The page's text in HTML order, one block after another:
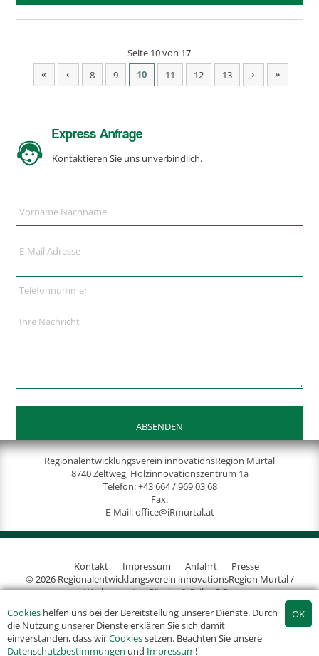
Cookies helfen uns bei der Bereitstellung unserer Dienste. Durch
die Nutzung unserer Dienste erklären Sie sich damit
einverstanden, dass wirCookiessetzen. Beachten Sie unsere
Datenschutzbestimmungen und Impressum!
Seite 10 von 17
« ‹ 8 9 10 11 12 13 › »
Express Anfrage
Kontaktieren Sie uns unverbindlich.
Ihre Nachricht
Regionalentwicklungsverein innovationsRegion Murtal
8740 Zeltweg, Holzinnovationszentrum 1a
Telefon:+43 664 / 969 03 68
Fax:
E-Mail:office@iRmurtal.at
Kontakt Impressum Anfahrt
Presse
© 2026 Regionalentwicklungsverein innovationsRegion Murtal /
Werbeagentur Gössler & Sailer OG